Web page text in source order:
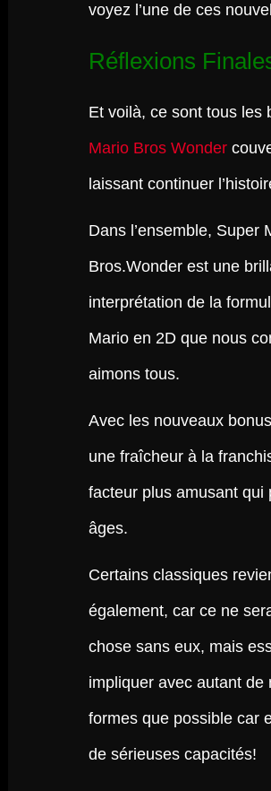
voyez l’une de ces
Réflexions
Et voilà, ce sont tous les
Mario Bros Wonder
laissant continuer
Dans l’ensemble, Super
Bros.Wonder est une
interprétation de la
Mario en 2D que nous
aimons tous.
Avec les nouveaux
une fraîcheur à la
facteur plus amusant qui
âges.
Certains classiques
également, car ce ne
chose sans eux, mais
impliquer avec autant de
formes que possible car
de sérieuses capacités!